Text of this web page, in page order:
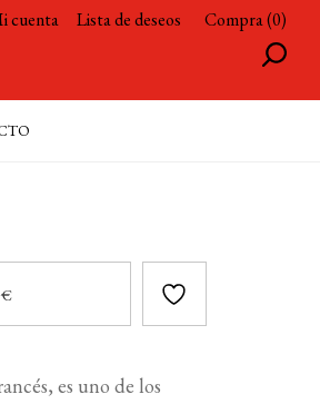
cuenta Lista de deseos Compra (0)
es uno de los